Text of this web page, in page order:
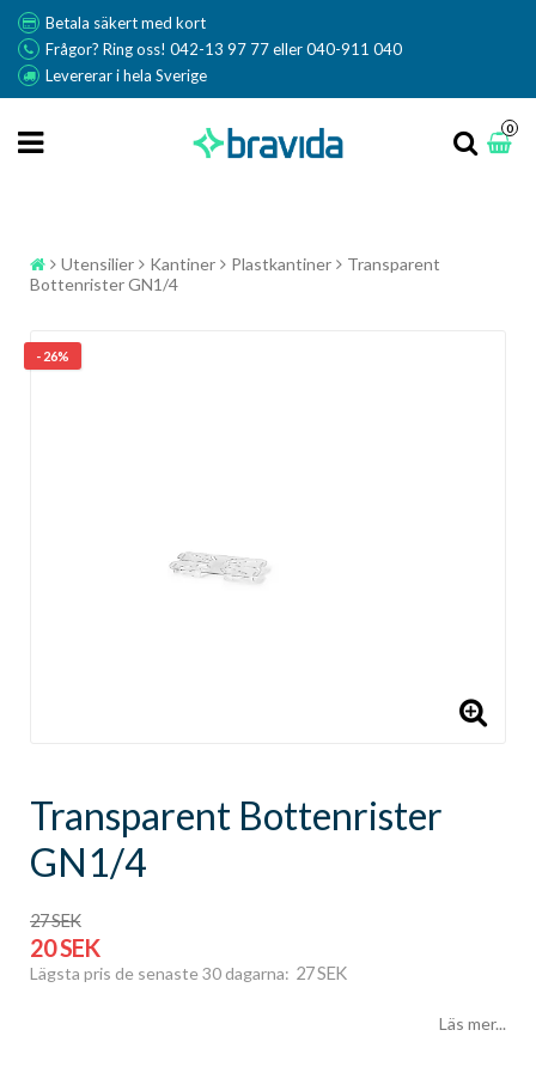
Betala säkert med kort
Frågor? Ring oss! 042-13 97 77 eller 040-911 040
Levererar i hela Sverige
0
Utensilier Kantiner Plastkantiner
Transparent
Bottenrister GN1/4
- 26%
Transparent Bottenrister
GN1/4
27 SEK
20 SEK
Lägsta pris de senaste 30 dagarna 27 SEK
Läs mer...